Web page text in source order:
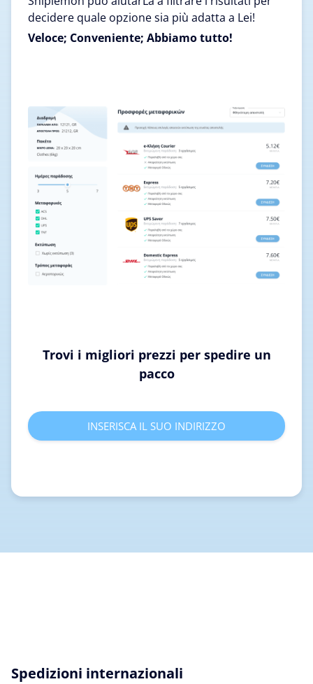
decidere quale opzione sia più adatta a Lei!
Veloce; Conveniente; Abbiamo tutto!
Trovi i migliori prezzi per spedire un
pacco
INSERISCA IL SUO INDIRIZZO
Spedizioni internazionali